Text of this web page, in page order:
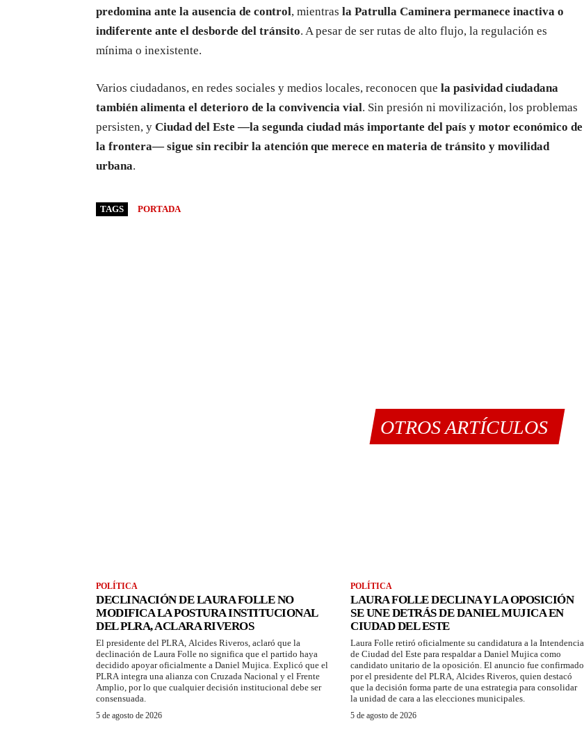
predomina ante la ausencia de control, mientras la Patrulla Caminera permanece inactiva o
indiferente ante el desborde del tránsito. A pesar de ser rutas de alto flujo, la regulación es
mínima o inexistente.
Varios ciudadanos, en redes sociales y medios locales, reconocen que la pasividad ciudadana
también alimenta el deterioro de la convivencia vial. Sin presión ni movilización, los problemas
persisten, y Ciudad del Este —la segunda ciudad más importante del país y motor económico de
la frontera— sigue sin recibir la atención que merece en materia de tránsito y movilidad
urbana.
TAGS PORTADA
OTROS ARTÍCULOS
POLÍTICA
DECLINACIÓN DE LAURA FOLLE NO
MODIFICA LA POSTURA INSTITUCIONAL
DEL PLRA, ACLARA RIVEROS
El presidente del PLRA, Alcides Riveros, aclaró que la
declinación de Laura Folle no significa que el partido haya
decidido apoyar oficialmente a Daniel Mujica. Explicó que el
PLRA integra una alianza con Cruzada Nacional y el Frente
Amplio, por lo que cualquier decisión institucional debe ser
consensuada.
5 de agosto de 2026
POLÍTICA
LAURA FOLLE DECLINA Y LA OPOSICIÓN
SE UNE DETRÁS DE DANIEL MUJICA EN
CIUDAD DEL ESTE
Laura Folle retiró oficialmente su candidatura a la Intendencia
de Ciudad del Este para respaldar a Daniel Mujica como
candidato unitario de la oposición. El anuncio fue confirmado
por el presidente del PLRA, Alcides Riveros, quien destacó
que la decisión forma parte de una estrategia para consolidar
la unidad de cara a las elecciones municipales.
5 de agosto de 2026